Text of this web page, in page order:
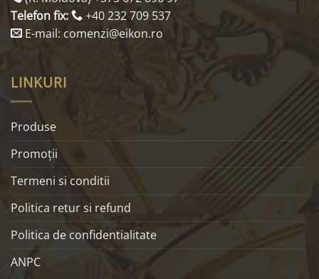
Telefon fix:
+40 232 709 537
E-mail: comenzi@eikon.ro
LINKURI
Produse
Promoţii
Termeni si conditii
Politica retur si refund
Politica de confidentialitate
ANPC